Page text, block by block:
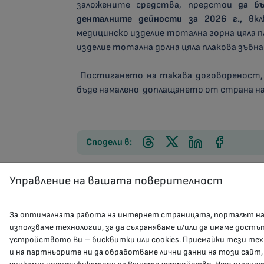
заложените средства, предстои да
денталните дейности за 2026 г.,
медицинско изделие тотална горна цяла
изделие тотална долна цяла плакова
Постигането на такава
бъде намалено доплащането от страна
Сподели в:
Управление на вашата поверителност
За оптималната работа на интернет страницата, порталът
използваме технологии, за да съхраняваме и/или да имаме
устройството Ви – бисквитки или cookies. Приемайки тези
и на партньорите ни да обработваме лични данни на този